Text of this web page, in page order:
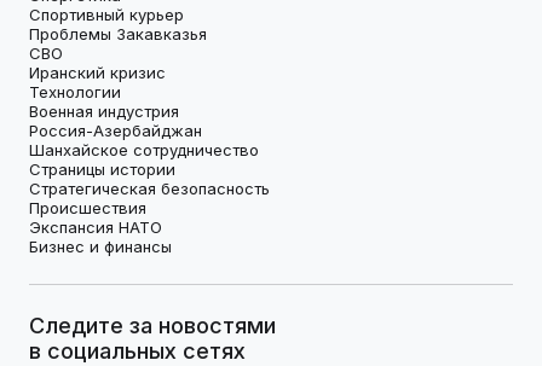
Спортивный курьер
Проблемы Закавказья
СВО
Иранский кризис
Технологии
Военная индустрия
Россия-Азербайджан
Шанхайское сотрудничество
Страницы истории
Стратегическая безопасность
Происшествия
Экспансия НАТО
Бизнес и финансы
Следите за новостями
в социальных сетях